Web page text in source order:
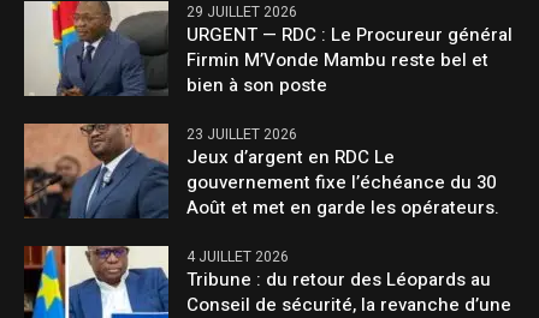
29 JUILLET 2026
URGENT — RDC : Le Procureur général
Firmin M’Vonde Mambu reste bel et
bien à son poste
23 JUILLET 2026
Jeux d’argent en RDC Le
gouvernement fixe l’échéance du 30
Août et met en garde les opérateurs.
4 JUILLET 2026
Tribune : du retour des Léopards au
Conseil de sécurité, la revanche d’une